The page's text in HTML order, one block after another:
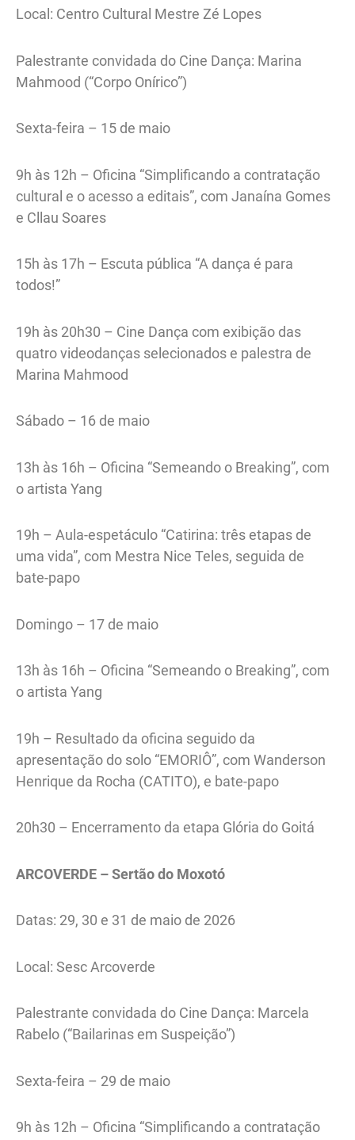
Local: Centro Cultural Mestre Zé Lopes
Palestrante convidada do Cine Dança: Marina
Mahmood (“Corpo Onírico”)
Sexta-feira – 15 de maio
9h às 12h – Oficina “Simplificando a contratação
cultural e o acesso a editais”, com Janaína Gomes
e Cllau Soares
15h às 17h – Escuta pública “A dança é para
todos!”
19h às 20h30 – Cine Dança com exibição das
quatro videodanças selecionados e palestra de
Marina Mahmood
Sábado – 16 de maio
13h às 16h – Oficina “Semeando o Breaking”, com
o artista Yang
19h – Aula-espetáculo “Catirina: três etapas de
uma vida”, com Mestra Nice Teles, seguida de
bate-papo
Domingo – 17 de maio
13h às 16h – Oficina “Semeando o Breaking”, com
o artista Yang
19h – Resultado da oficina seguido da
apresentação do solo “EMORIÔ”, com Wanderson
Henrique da Rocha (CATITO), e bate-papo
20h30 – Encerramento da etapa Glória do Goitá
ARCOVERDE – Sertão do Moxotó
Datas: 29, 30 e 31 de maio de 2026
Local: Sesc Arcoverde
Palestrante convidada do Cine Dança: Marcela
Rabelo (“Bailarinas em Suspeição”)
Sexta-feira – 29 de maio
9h às 12h – Oficina “Simplificando a contratação